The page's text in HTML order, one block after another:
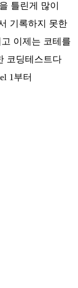
틀린게 많이
기록하지 못한
이제는 코테를
코딩테스트다
1부터